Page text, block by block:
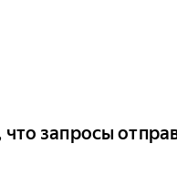
запросы